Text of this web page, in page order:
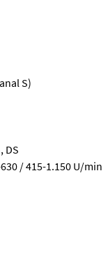
S)
DS
/ 415-1.150 U/min